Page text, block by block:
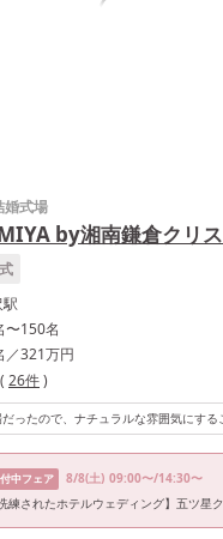
婚式場
by湘南鎌倉クリ
〜150名
／321万円
( 26件)
中フェア 8/8(土) 09:00〜/14:30〜